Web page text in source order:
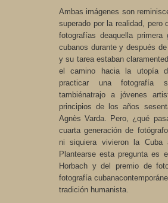
Ambas imágenes son
superado por la realidad, pero
fotografías deaquella primera
cubanos durante y después
y su tarea estaban
el camino hacia la utopía
practicar una fotografía
tambiénatrajo a jóvenes
principios de los años
Agnès Varda. Pero, ¿qué
cuarta generación de
ni siquiera vivieron la Cuba
Plantearse esta pregunta es
Horbach y del premio de
fotografía
tradición humanista.